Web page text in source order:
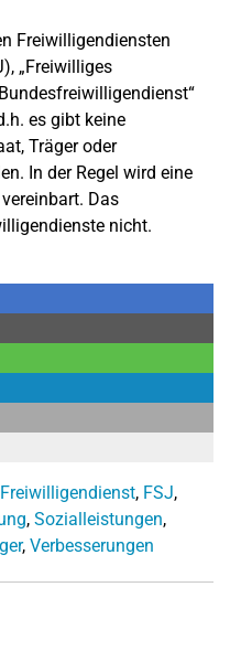
Freiwilligendiensten
„Freiwilliges
es gibt keine
Träger oder
In der Regel wird eine
Das
nicht.
Freiwilligendienst, FSJ,
, Sozialleistungen,
, Verbesserungen